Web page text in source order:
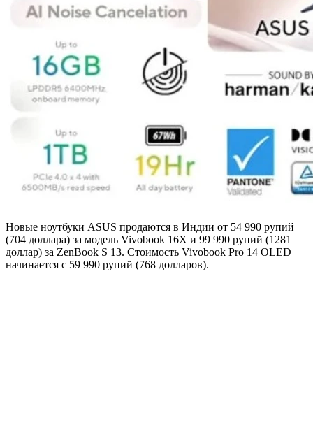
Новые ноутбуки ASUS продаются в Индии от 54 990 рупий
(704 доллара) за модель Vivobook 16X и 99 990 рупий (1281
доллар) за ZenBook S 13. Стоимость Vivobook Pro 14 OLED
начинается с 59 990 рупий (768 долларов).